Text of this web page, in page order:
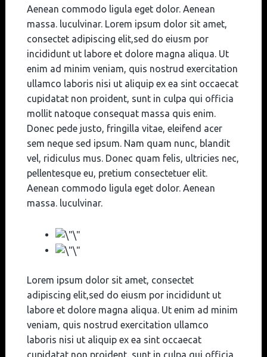
Aenean commodo ligula eget dolor. Aenean
massa. luculvinar. Lorem ipsum dolor sit amet,
consectet adipiscing elit,sed do eiusm por
incididunt ut labore et dolore magna aliqua. Ut
enim ad minim veniam, quis nostrud exercitation
ullamco laboris nisi ut aliquip ex ea sint occaecat
cupidatat non proident, sunt in culpa qui officia
mollit natoque consequat massa quis enim.
Donec pede justo, fringilla vitae, eleifend acer
sem neque sed ipsum. Nam quam nunc, blandit
vel, ridiculus mus. Donec quam felis, ultricies nec,
pellentesque eu, pretium consectetuer elit.
Aenean commodo ligula eget dolor. Aenean
massa. luculvinar.
Lorem ipsum dolor sit amet, consectet
adipiscing elit,sed do eiusm por incididunt ut
labore et dolore magna aliqua. Ut enim ad minim
veniam, quis nostrud exercitation ullamco
laboris nisi ut aliquip ex ea sint occaecat